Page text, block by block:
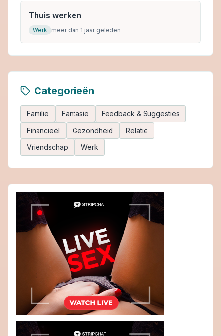
Thuis werken
Werk meer dan 1 jaar geleden
Categorieën
Familie Fantasie
Feedback & Suggesties
Financieël
Gezondheid
Relatie
Vriendschap
Werk